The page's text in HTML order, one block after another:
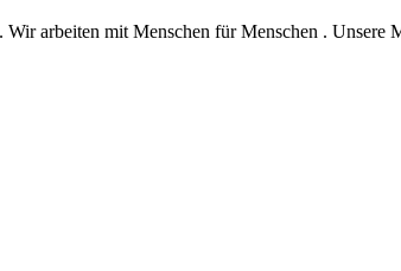
arbeiten mit Menschen für Menschen .